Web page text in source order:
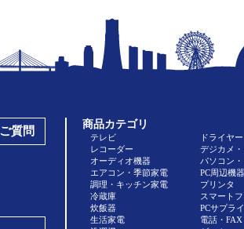
質問
商品カテゴリ
テレビ
レコーダー
オーディオ機器
エアコン・季節家電
調理・キッチン家電
冷蔵庫
炊飯器
生活家電
ドライヤー
デジカメ
パソコン
PC周辺機器
プリンタ
スマート
PCサプラ
電話・FAX